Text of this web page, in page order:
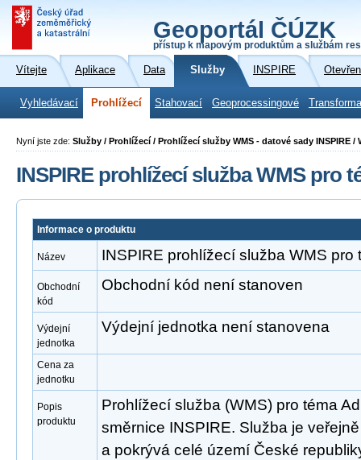
Geoportál ČÚZK
přístup k mapovým produktům a službám
Vítejte Aplikace Data Služby INSPIRE
Vyhledávací Prohlížecí Stahovací Geoprocessingové
Nyní jste zde: Služby / Prohlížecí / Prohlížecí služby WMS - datové sady INSPIRE /
INSPIRE prohlížecí služba WMS pro
Informace o produktu
Název INSPIRE prohlížecí služba WMS pro
Obchodní
kód
Obchodní kód není stanoven
Výdejní
jednotka
Výdejní jednotka není stanovena
Cena za
jednotku
Popis
produktu
Prohlížecí služba (WMS) pro téma
směrnice INSPIRE. Služba je
a pokrývá celé území České